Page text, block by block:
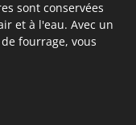
sont conservées
et à l'eau. Avec un
fourrage, vous